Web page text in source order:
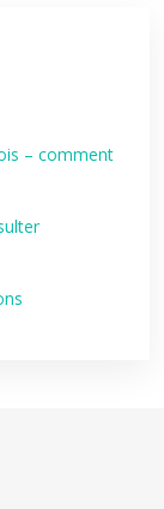
– comment